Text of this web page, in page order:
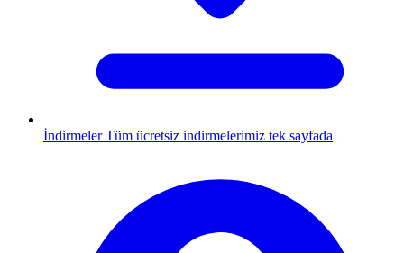
İndirmeler Tüm ücretsiz indirmelerimiz tek sayfada